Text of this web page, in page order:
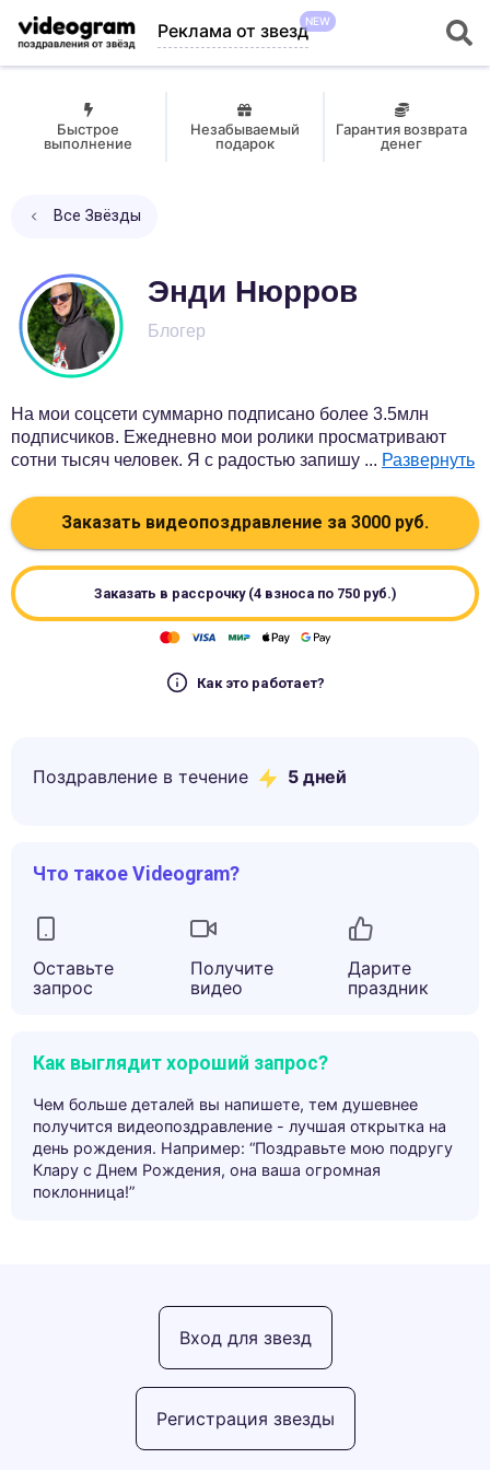
Реклама от звездNEW
Быстрое
выполнение
Незабываемый
подарок
Гарантия возврата
денег
Все Звёзды
Энди Нюрров
Блогер
На мои соцсети суммарно подписано более 3.5млн
подписчиков. Ежедневно мои ролики просматривают
сотни тысяч человек. Я с радостью запишу ... Развернуть
Заказать видеопоздравление за 3000 руб.
Заказать в рассрочку (4 взноса по 750руб.)
Как это работает?
Поздравление в течение 5 дней
Что такое Videogram?
Оставьте
запрос
Получите
видео
Дарите
праздник
Как выглядит хороший запрос?
Чем больше деталей вы напишете, тем душевнее
получится видеопоздравление - лучшая открытка на
день рождения. Например: “Поздравьте мою подругу
Клару с Днем Рождения, она ваша огромная
поклонница!”
Регистрация звезды
Вход для звезд